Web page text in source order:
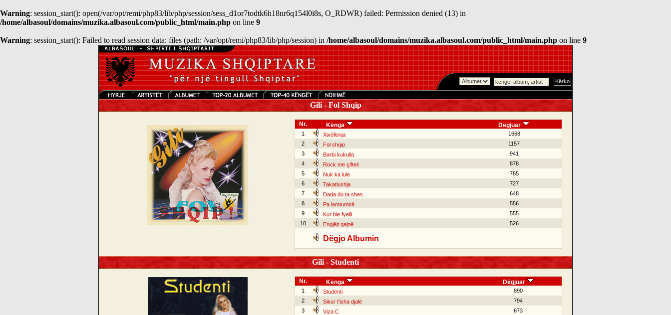
Warning: session_start(): open(/var/opt/remi/php83/lib/php/session/sess_d1or7todtk6h18nr6q154l0i8s, O_RDWR) failed: Permission denied (13) in
/home/albasoul/domains/muzika.albasoul.com/public_html/main.php on line 9
Warning: session_start(): Failed to read session data: files (path: /var/opt/remi/php83/lib/php/session) in /home/albasoul/domains/muzika.albasoul.com/public_html/main.php on line 9
Gili - Fol Shqip
Nr. Kënga Dëgjuar
1 Xixëllonja
1668
2
Fol shqip
1157
3
Barbi kukulla
941
4
Rock me çifteli
878
5
Nuk ka lule
785
6
Takatlushja
727
7
Dada do ta shes
648
8
Pa lamtumirë
556
9
Kur bie fyelli
555
10
Engjëjt qajnë 526
Dëgjo Albumin
Gili - Studenti
Nr. Kënga Dëgjuar
1 Studenti
890
2
Sikur t'isha djalë
794
3
Viza C
673